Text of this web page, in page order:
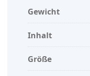
Gewicht
Inhalt
Größe